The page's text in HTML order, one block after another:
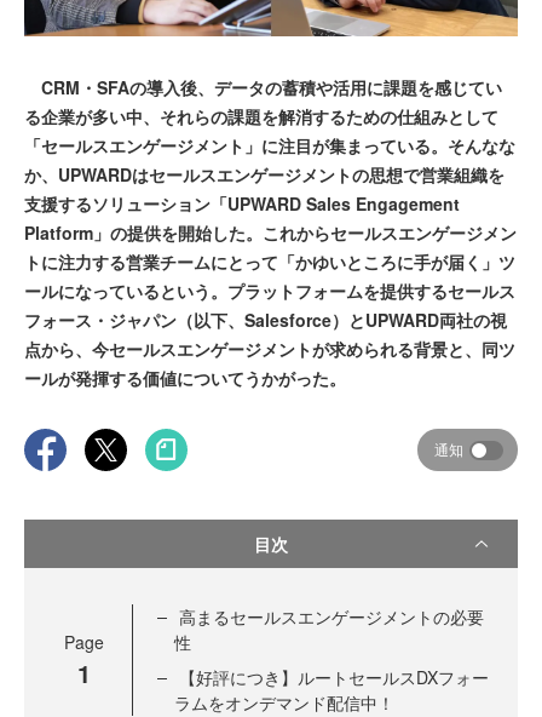
CRM・SFAの導入後、データの蓄積や活用に課題を感じてい
る企業が多い中、それらの課題を解消するための仕組みとして
「セールスエンゲージメント」に注目が集まっている。そんなな
か、UPWARDはセールスエンゲージメントの思想で営業組織を
支援するソリューション「UPWARD Sales Engagement
Platform」の提供を開始した。これからセールスエンゲージメン
トに注力する営業チームにとって「かゆいところに手が届く」ツ
ールになっているという。プラットフォームを提供するセールス
フォース・ジャパン（以下、Salesforce）とUPWARD両社の視
点から、今セールスエンゲージメントが求められる背景と、同ツ
ールが発揮する価値についてうかがった。
通知
目次
Page
1
高まるセールスエンゲージメントの必要
性
【好評につき】ルートセールスDXフォー
ラムをオンデマンド配信中！